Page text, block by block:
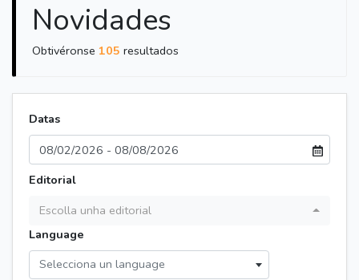
Novidades
Obtivéronse 105 resultados
Datas
Editorial
Escolla unha editorial
Language
Selecciona un language